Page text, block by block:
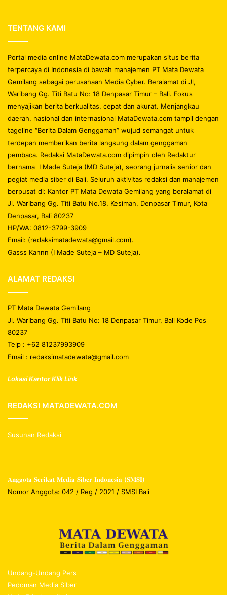
TENTANG KAMI
Portal media online MataDewata.com merupakan situs berita
terpercaya di Indonesia di bawah manajemen PT Mata Dewata
Gemilang sebagai perusahaan Media Cyber. Beralamat di Jl,
Waribang Gg. Titi Batu No: 18 Denpasar Timur – Bali. Fokus
menyajikan berita berkualitas, cepat dan akurat. Menjangkau
daerah, nasional dan internasional MataDewata.com tampil dengan
tageline “Berita Dalam Genggaman” wujud semangat untuk
terdepan memberikan berita langsung dalam genggaman
pembaca. Redaksi MataDewata.com dipimpin oleh Redaktur
bernama I Made Suteja (MD Suteja), seorang jurnalis senior dan
pegiat media siber di Bali. Seluruh aktivitas redaksi dan manajemen
berpusat di: Kantor PT Mata Dewata Gemilang yang beralamat di
Jl. Waribang Gg. Titi Batu No.18, Kesiman, Denpasar Timur, Kota
Denpasar, Bali 80237
HP/WA: 0812-3799-3909
Email: (redaksimatadewata@gmail.com).
Gasss Kannn (I Made Suteja – MD Suteja).
ALAMAT REDAKSI
PT Mata Dewata Gemilang
Jl. Waribang Gg. Titi Batu No: 18 Denpasar Timur, Bali Kode Pos
80237
Telp : +62 81237993909
Email : redaksimatadewata@gmail.com
Lokasi Kantor Klik Link
REDAKSI MATADEWATA.COM
Susunan Redaksi
𝐀𝐧𝐠𝐠𝐨𝐭𝐚 𝐒𝐞𝐫𝐢𝐤𝐚𝐭 𝐌𝐞𝐝𝐢𝐚 𝐒𝐢𝐛𝐞𝐫 𝐈𝐧𝐝𝐨𝐧𝐞𝐬𝐢𝐚 (𝐒𝐌𝐒𝐈)
Nomor Anggota: 042 / Reg / 2021 / SMSI Bali
Undang-Undang Pers
Pedoman Media Siber